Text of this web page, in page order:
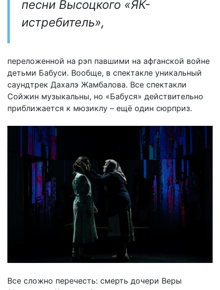
песни Высоцкого «ЯК-
истребитель»,
переложенной на рэп павшими на афганской войне
детьми Бабуси. Вообще, в спектакле уникальный
саундтрек Дахалэ Жамбалова. Все спектакли
Сойжин музыкальны, но «Бабуся» действительно
приближается к мюзиклу – ещё один сюрприз.
Все сложно перечесть: смерть дочери Веры